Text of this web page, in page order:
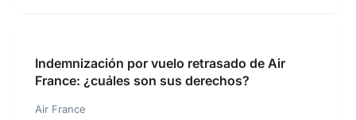
Indemnización por vuelo retrasado de Air
France: ¿cuáles son sus derechos?
Air France